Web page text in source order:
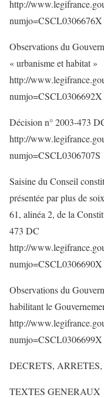
http://
numjo=CSCL0306676X
Observations du
« urbanisme et habitat »
http://
numjo=CSCL0306692X
Décision n° 2003-473
http://
numjo=CSCL0306707S
Saisine du Conseil
présentée par plus de
61, alinéa 2, de la
473 DC
http://
numjo=CSCL0306690X
Observations du
habilitant le
http://
numjo=CSCL0306699X
DECRETS,
TEXTES GENERAUX